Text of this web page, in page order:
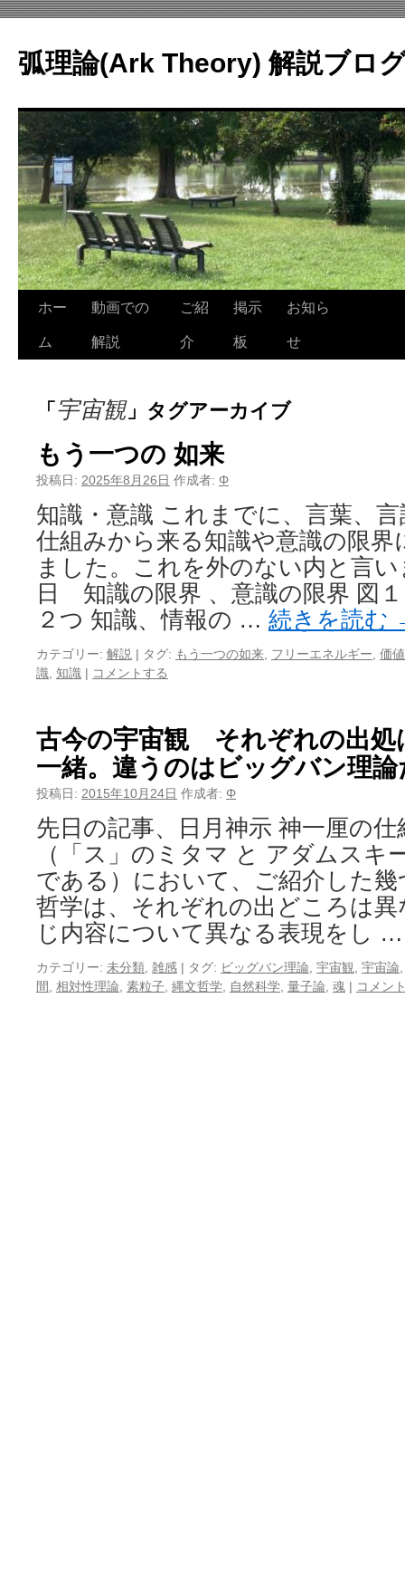
テ
ン
へ
ス
キ
ッ
プ
弧理論(Ark Theory) 解説ブロ
ホー
ム
動画での
解説
ご紹
介
掲示
板
お知ら
せ
「宇宙観」タグアーカイブ
もう一つの 如来
投稿日: 2025年8月26日 作成者: Φ
知識・意識 これまでに、言葉、
仕組みから来る知識や意識の限
ました。これを外のない内と言
日 知識の限界 、意識の限界 図
２つ 知識、情報の … 続きを読む
カテゴリー: 解説 | タグ: もう一つの如来 フリーエネルギー 価値
識 知識 | コメントする
古今の宇宙観 それぞれの出処
一緒。違うのはビッグバン理
投稿日: 2015年10月24日 作成者: Φ
先日の記事、日月神示 神一厘の
（「ス」のミタマ と アダムスキ
である）において、ご紹介した
哲学は、それぞれの出どころは
じ内容について異なる表現をし
カテゴリー: 未分類 雑感 | タグ: ビッグバン理論 宇宙観 宇宙論
間
相対性理論 素粒子 縄文哲学 自然科学 量子論 魂 | コメン